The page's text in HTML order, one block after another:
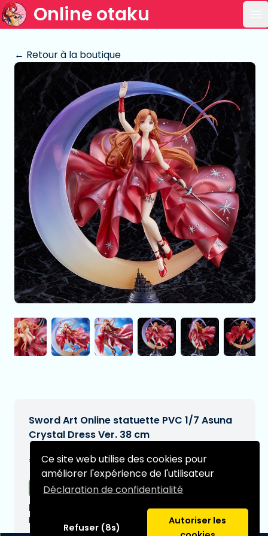
Ce site web utilise des cookies pour
améliorer l'expérience de l'utilisateur
Déclaration de confidentialité
Refuser (8s)
Autoriser les
Online otaku
← Retour à la boutique
Sword Art Online statuette PVC 1/7 Asuna
Crystal Dress Ver. 38 cm
€529,97[Sous réserve de modifications]
Livraison gratuite
Date de livraison prévue:
N/A